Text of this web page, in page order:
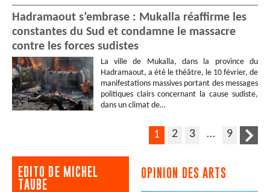
Hadramaout s’embrase : Mukalla réaffirme les
constantes du Sud et condamne le massacre
contre les forces sudistes
La ville de Mukalla, dans la province du
Hadramaout, a été le théâtre, le 10 février, de
manifestations massives portant des messages
politiques clairs concernant la cause sudiste,
dans un climat de…
1 2 3 … 9
EDITO DE MICHEL
TAUBE
OPINION DES ARTS